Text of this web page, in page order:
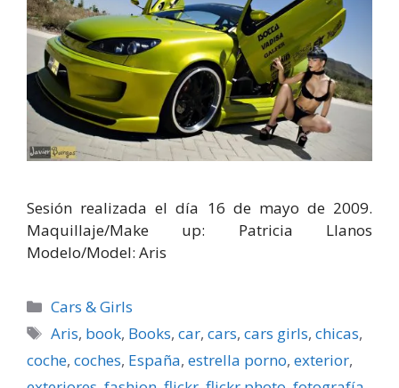
Sesión realizada el dí­a 16 de mayo de 2009.
Maquillaje/Make up: Patricia Llanos
Modelo/Model: Aris
Categorías
Cars & Girls
Etiquetas
Aris, book, Books,car,cars,cars girls,chicas,
coche, coches, España, estrella porno, exterior,